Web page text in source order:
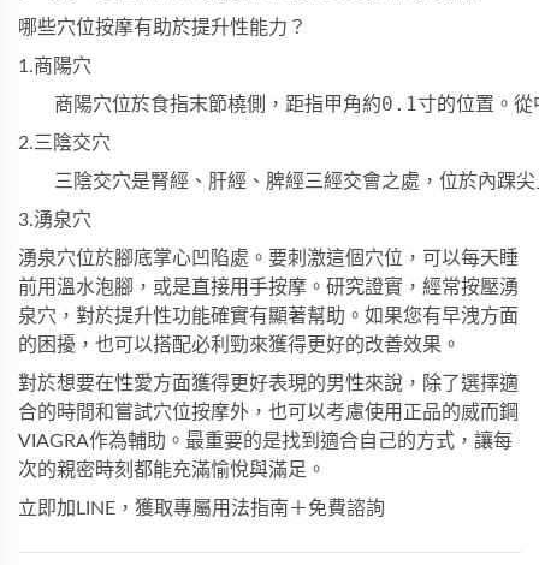
哪些穴位按摩有助於提升性能力？
1.商陽穴
2.三陰交穴
3.湧泉穴
湧泉穴位於腳底掌心凹陷處。要刺激這個穴位，可以每天睡
前用溫水泡腳，或是直接用手按摩。研究證實，經常按壓湧
泉穴，對於提升性功能確實有顯著幫助。如果您有早洩方面
的困擾，也可以搭配必利勁來獲得更好的改善效果。
對於想要在性愛方面獲得更好表現的男性來說，除了選擇適
合的時間和嘗試穴位按摩外，也可以考慮使用正品的威而鋼
VIAGRA作為輔助。最重要的是找到適合自己的方式，讓每
次的親密時刻都能充滿愉悅與滿足。
立即加LINE，獲取專屬用法指南＋免費諮詢